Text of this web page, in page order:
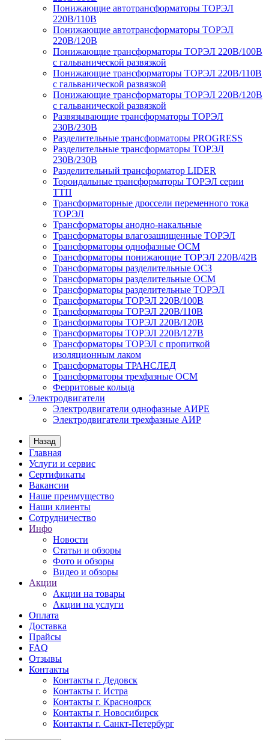
Понижающие автотрансформаторы ТОРЭЛ
220В/110В
Понижающие автотрансформаторы ТОРЭЛ
220В/120В
Понижающие трансформаторы ТОРЭЛ 220В/100В
с гальванической развязкой
Понижающие трансформаторы ТОРЭЛ 220В/110В
с гальванической развязкой
Понижающие трансформаторы ТОРЭЛ 220В/120В
с гальванической развязкой
Развязывающие трансформаторы ТОРЭЛ
230В/230В
Разделительные трансформаторы PROGRESS
Разделительные трансформаторы ТОРЭЛ
230В/230В
Разделительный трансформатор LIDER
Тороидальные трансформаторы ТОРЭЛ серии
ТТП
Трансформаторные дроссели переменного тока
ТОРЭЛ
Трансформаторы анодно-накальные
Трансформаторы влагозащищенные ТОРЭЛ
Трансформаторы однофазные ОСМ
Трансформаторы понижающие ТОРЭЛ 220В/42В
Трансформаторы разделительные ОСЗ
Трансформаторы разделительные ОСМ
Трансформаторы разделительные ТОРЭЛ
Трансформаторы ТОРЭЛ 220В/100В
Трансформаторы ТОРЭЛ 220В/110В
Трансформаторы ТОРЭЛ 220В/120В
Трансформаторы ТОРЭЛ 220В/127В
Трансформаторы ТОРЭЛ с пропиткой
изоляционным лаком
Трансформаторы ТРАНСЛЕД
Трансформаторы трехфазные ОСМ
Ферритовые кольца
Электродвигатели
Электродвигатели однофазные АИРЕ
Электродвигатели трехфазные АИР
Назад
Главная
Услуги и сервис
Сертификаты
Вакансии
Наше преимущество
Наши клиенты
Сотрудничество
Инфо
Новости
Статьи и обзоры
Фото и обзоры
Видео и обзоры
Акции
Акции на товары
Акции на услуги
Оплата
Доставка
Прайсы
FAQ
Отзывы
Контакты
Контакты г. Дедовск
Контакты г. Истра
Контакты г. Красноярск
Контакты г. Новосибирск
Контакты г. Санкт-Петербург